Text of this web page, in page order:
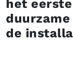
het
de